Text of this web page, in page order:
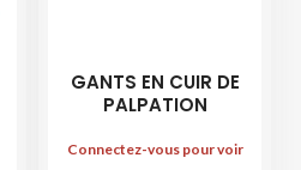
GANTS EN CUIR DE
PALPATION
Connectez-vous pour voir